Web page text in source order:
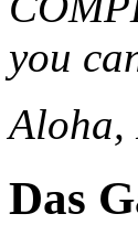
you
Aloha,
Das